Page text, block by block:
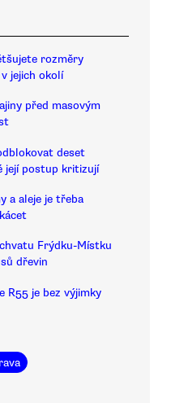
rozměry
jejich okolí
před masovým
deset
její postup kritizují
a aleje je třeba
Frýdku-Místku
dřevin
R55 je bez výjimky